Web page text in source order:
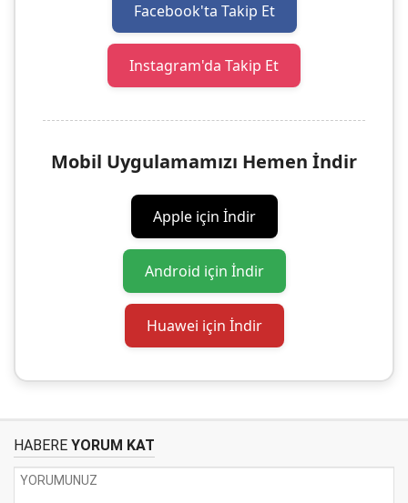
Facebook'ta Takip Et
Instagram'da Takip Et
Mobil Uygulamamızı Hemen İndir
Apple için İndir
Android için İndir
Huawei için İndir
HABERE YORUM KAT